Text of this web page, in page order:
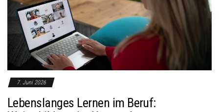
7. Juni 2026
Lebenslanges Lernen im Beruf: